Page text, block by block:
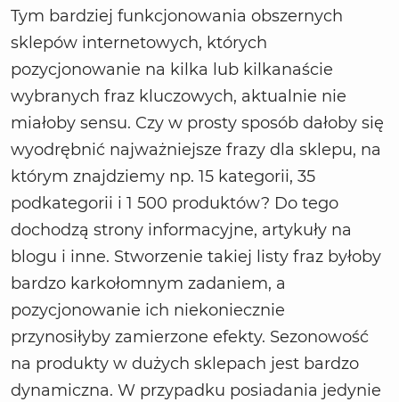
Tym bardziej funkcjonowania obszernych
sklepów internetowych, których
pozycjonowanie na kilka lub kilkanaście
wybranych fraz kluczowych, aktualnie nie
miałoby sensu. Czy w prosty sposób dałoby się
wyodrębnić najważniejsze frazy dla sklepu, na
którym znajdziemy np. 15 kategorii, 35
podkategorii i 1 500 produktów? Do tego
dochodzą strony informacyjne, artykuły na
blogu i inne. Stworzenie takiej listy fraz byłoby
bardzo karkołomnym zadaniem, a
pozycjonowanie ich niekoniecznie
przynosiłyby zamierzone efekty. Sezonowość
na produkty w dużych sklepach jest bardzo
dynamiczna. W przypadku posiadania jedynie